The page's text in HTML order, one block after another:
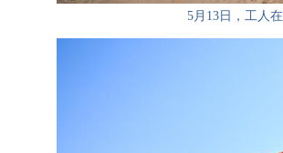
5月13日，工人